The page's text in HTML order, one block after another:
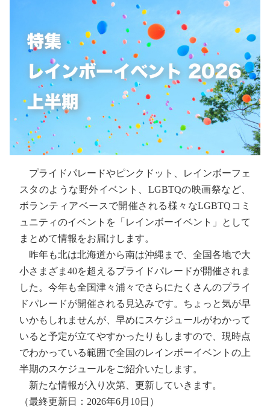
プライドパレードやピンクドット、レインボーフェ
スタのような野外イベント、LGBTQの映画祭など、
ボランティアベースで開催される様々なLGBTQコミ
ュニティのイベントを「レインボーイベント」として
まとめて情報をお届けします。
昨年も北は北海道から南は沖縄まで、全国各地で大
小さまざま40を超えるプライドパレードが開催されま
した。今年も全国津々浦々でさらにたくさんのプライ
ドパレードが開催される見込みです。ちょっと気が早
いかもしれませんが、早めにスケジュールがわかって
いると予定が立てやすかったりもしますので、現時点
でわかっている範囲で全国のレインボーイベントの上
半期のスケジュールをご紹介いたします。
新たな情報が入り次第、更新していきます。
（最終更新日：2026年6月10日）